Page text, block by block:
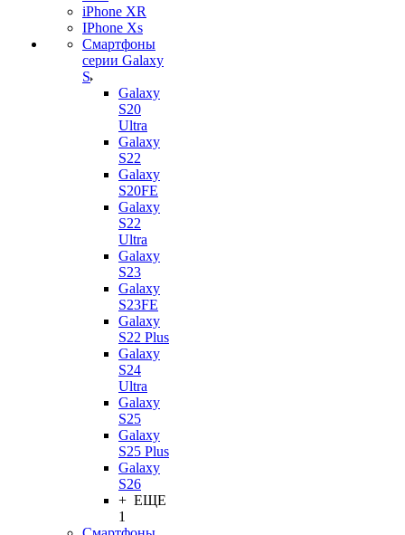
iPhone XR
IPhone Xs
Смартфоны
серии Galaxy
S
Galaxy
S20
Ultra
Galaxy
S22
Galaxy
S20FE
Galaxy
S22
Ultra
Galaxy
S23
Galaxy
S23FE
Galaxy
S22 Plus
Galaxy
S24
Ultra
Galaxy
S25
Galaxy
S25 Plus
Galaxy
S26
+ ЕЩЕ
1